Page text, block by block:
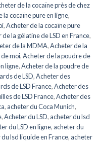
de la cocaïne près de chez
la cocaïne pure en ligne,
,Acheter de la cocaïne pure
la gélatine de LSD en France,
de la MDMA,Acheter de la
moi,Acheter de la poudre de
ligne,Acheter de la poudre de
de LSD,Acheter des
de LSD France,Acheter des
de LSD France,Acheter des
, acheter du Coca Munich,
,Acheter du LSD, acheter du lsd
du LSD en ligne, acheter du
du lsd liquide en France, acheter